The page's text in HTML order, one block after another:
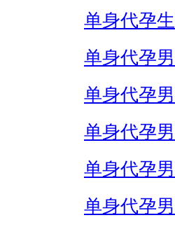
单身代孕
单身代孕
单身代孕
单身代孕
单身代孕
单身代孕